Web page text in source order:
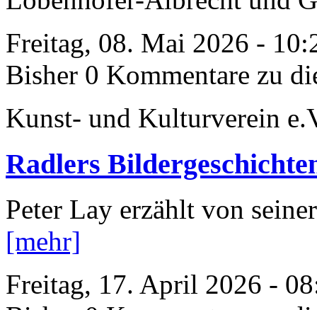
Freitag, 08. Mai 2026 -
Bisher 0 Kommentare zu
Kunst- und Kulturverein
Radlers
Peter Lay erzählt von
[mehr]
Freitag, 17. April 2026 -